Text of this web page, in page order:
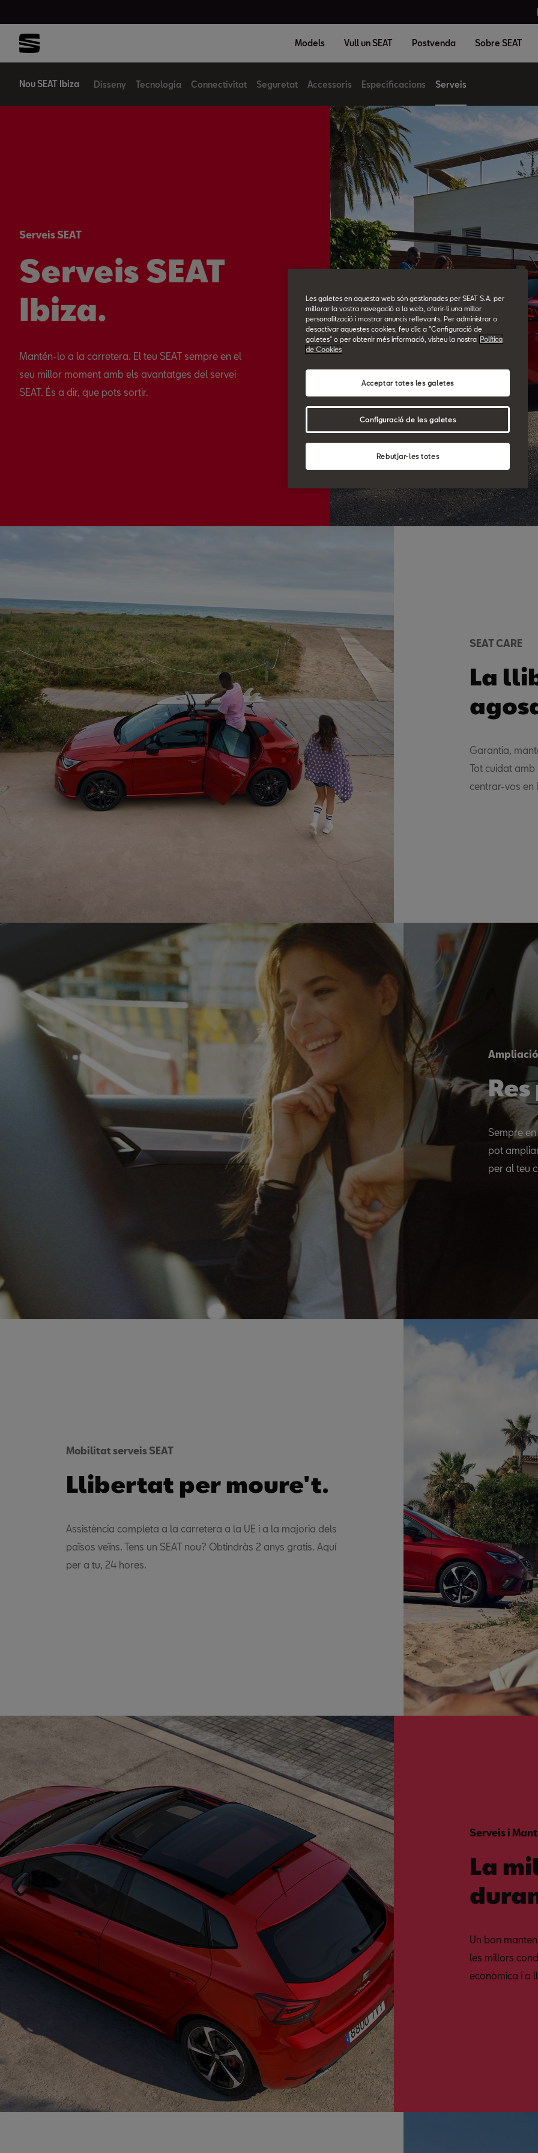
Models Vull un SEAT Postvenda Sobre SEAT
Nou SEAT Ibiza Disseny Tecnologia Connectivitat Seguretat Accessoris Especificacions Serveis
Serveis SEAT
Serveis SEAT
Ibiza.
Mantén-lo a la carretera. El teu SEAT sempre en el
seu millor moment amb els avantatges del servei
SEAT. És a dir, que pots sortir.
SEAT CARE
La
Garantia,
Tot cuidat
centrar-vos en
Sempre
pot
per al teu
Mobilitat serveis SEAT
Llibertat per moure't.
Assistència completa a la carretera a la UE i a la majoria dels
països veïns. Tens un SEAT nou? Obtindràs 2 anys gratis. Aquí
per a tu, 24 hores.
Serveis i
La
Un bon
les millors
econòmica i a
Les galetes en aquesta web són gestionades per SEAT S.A. per
millorar la vostra navegació a la web, oferir-li una millor
personalització i mostrar anuncis rellevants. Per administrar o
desactivar aquestes cookies, feu clic a "Configuració de
galetes" o per obtenir més informació, visiteu la nostra Política
de Cookies
Rebutjar-les totes
Acceptar totes les galetes
Configuració de les galetes